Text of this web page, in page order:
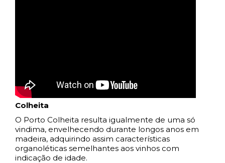
Colheita
O Porto Colheita resulta igualmente de uma só
vindima, envelhecendo durante longos anos em
madeira, adquirindo assim características
organoléticas semelhantes aos vinhos com
indicação de idade.